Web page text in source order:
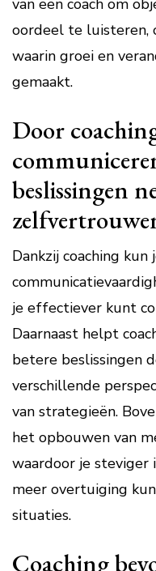
van een coach om
oordeel te luisteren,
waarin groei en
gemaakt.
Door
beslissingen
Dankzij coaching kun
je effectiever kunt
Daarnaast helpt
betere beslissingen
verschillende
van strategieën.
het opbouwen van
waardoor je steviger
meer overtuiging
situaties.
Coaching